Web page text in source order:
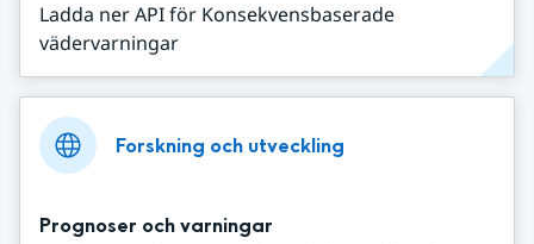
Ladda ner API för Konsekvensbaserade
vädervarningar
Forskning och utveckling
Prognoser och varningar